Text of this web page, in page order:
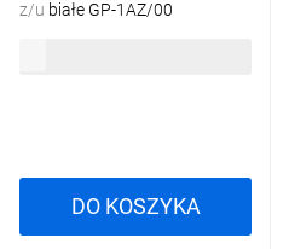
z/u białe GP-1AZ/00
DO KOSZYKA